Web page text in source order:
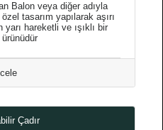
Balon veya diğer adıyla
tasarım yapılarak aşırı
hareketli ve ışıklı bir
Çadır